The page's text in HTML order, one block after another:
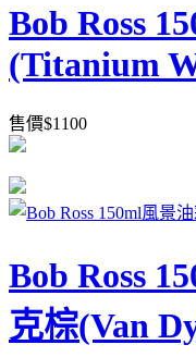
Bob Ross
(Titanium
售價$1100
Bob Ross
克棕(Van